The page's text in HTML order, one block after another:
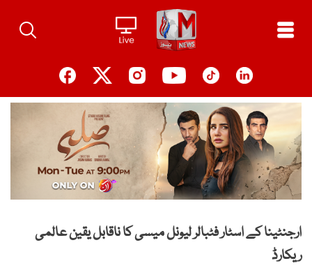
content
ارجنٹینا کے اسٹار فٹبالر لیونل میسی کا ناقابل یقین عالمی
ریکارڈ